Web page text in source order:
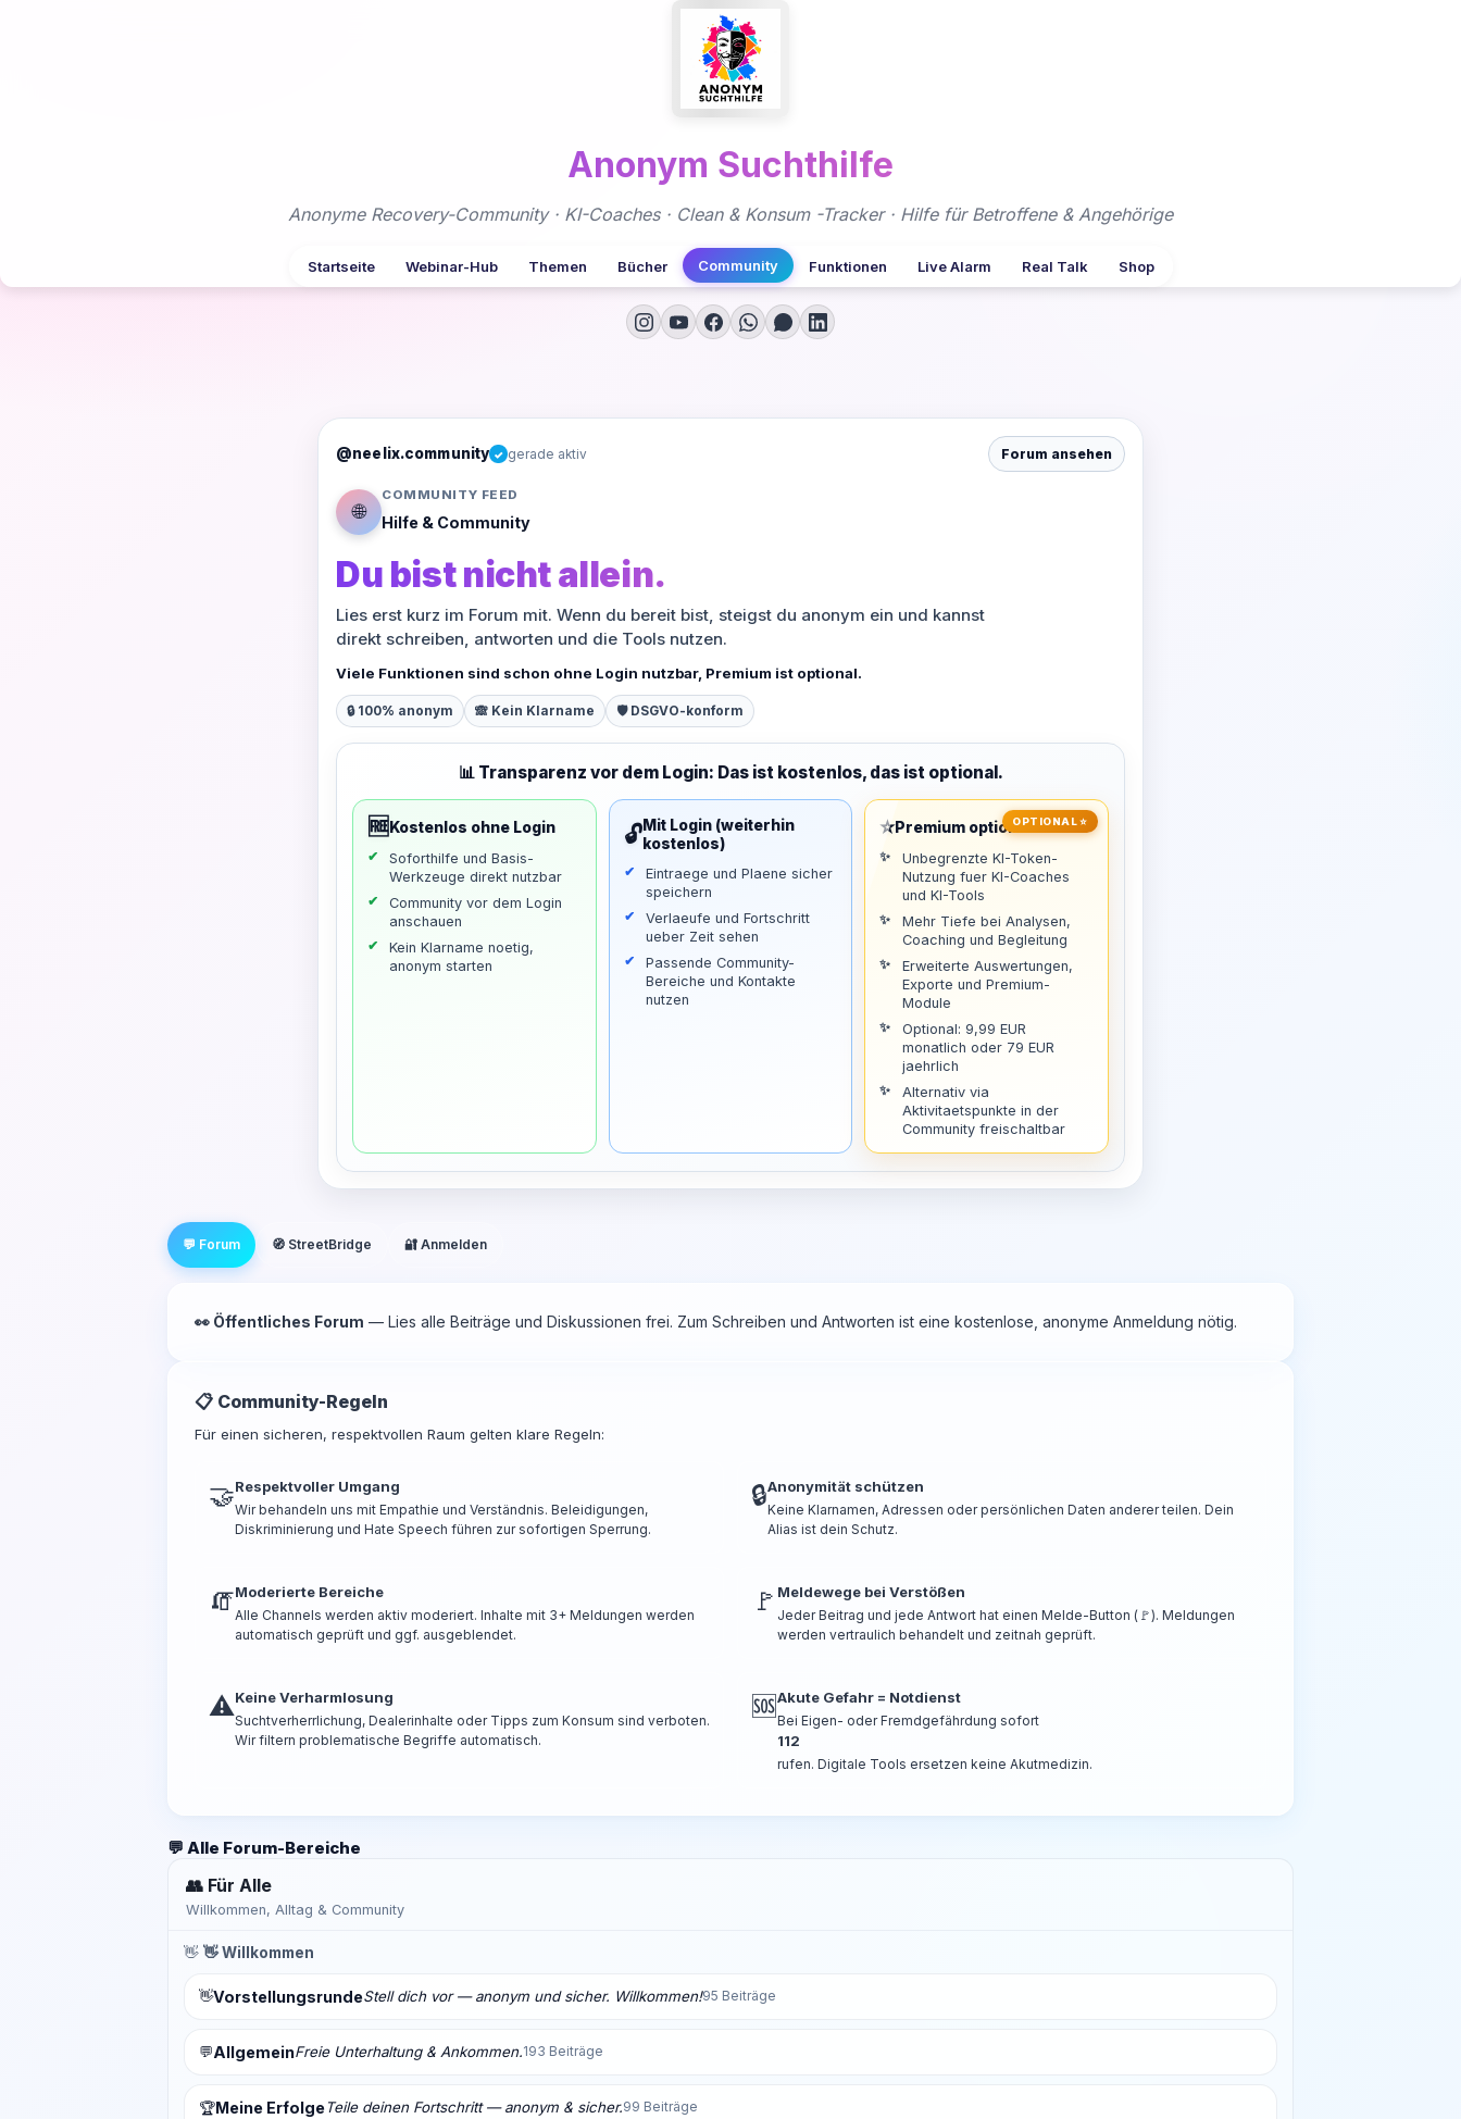
Anonym Suchthilfe
Anonyme Recovery-Community · KI-Coaches · Clean & Konsum -Tracker · Hilfe für Betroffene & Angehörige
Startseite Webinar-Hub Themen Bücher Community Funktionen Live Alarm Real Talk Shop
@neelix.community ✓ gerade aktiv Forum ansehen
🌐
COMMUNITY FEED
Hilfe & Community
Du bist nicht allein.
Lies erst kurz im Forum mit. Wenn du bereit bist, steigst du anonym ein und kannst
direkt schreiben, antworten und die Tools nutzen.
Viele Funktionen sind schon ohne Login nutzbar, Premium ist optional.
🔒 100% anonym 🙈 Kein Klarname 🛡️ DSGVO-konform
📊 Transparenz vor dem Login: Das ist kostenlos, das ist optional.
🆓 Kostenlos ohne Login
Soforthilfe und Basis-
Werkzeuge direkt nutzbar
Community vor dem Login
anschauen
Kein Klarname noetig,
anonym starten
🔓Mit Login (weiterhin
kostenlos)
Eintraege und Plaene sicher
speichern
Verlaeufe und Fortschritt
ueber Zeit sehen
Passende Community-
Bereiche und Kontakte
nutzen
OPTIONAL ⭐
⭐Premium optional
Unbegrenzte KI-Token-
Nutzung fuer KI-Coaches
und KI-Tools
Mehr Tiefe bei Analysen,
Coaching und Begleitung
Erweiterte Auswertungen,
Exporte und Premium-
Module
Optional: 9,99 EUR
monatlich oder 79 EUR
jaehrlich
Alternativ via
Aktivitaetspunkte in der
Community freischaltbar
💬 Forum 🧭 StreetBridge 🔐 Anmelden
👀 Öffentliches Forum — Lies alle Beiträge und Diskussionen frei. Zum Schreiben und Antworten ist eine kostenlose, anonyme Anmeldung nötig.
📋 Community-Regeln
Für einen sicheren, respektvollen Raum gelten klare Regeln:
🤝Respektvoller Umgang
Wir behandeln uns mit Empathie und Verständnis. Beleidigungen,
Diskriminierung und Hate Speech führen zur sofortigen Sperrung.
🔒Anonymität schützen
Keine Klarnamen, Adressen oder persönlichen Daten anderer teilen. Dein
Alias ist dein Schutz.
🧯Moderierte Bereiche
Alle Channels werden aktiv moderiert. Inhalte mit 3+ Meldungen werden
automatisch geprüft und ggf. ausgeblendet.
🚩 Meldewege bei Verstößen
Jeder Beitrag und jede Antwort hat einen Melde-Button (🚩). Meldungen
werden vertraulich behandelt und zeitnah geprüft.
⚠️Keine Verharmlosung
Suchtverherrlichung, Dealerinhalte oder Tipps zum Konsum sind verboten.
Wir filtern problematische Begriffe automatisch.
🆘Akute Gefahr = Notdienst
Bei Eigen- oder Fremdgefährdung sofort
112
rufen. Digitale Tools ersetzen keine Akutmedizin.
💬 Alle Forum-Bereiche
👥 Für Alle
Willkommen, Alltag & Community
👋 👋 Willkommen
👋VorstellungsrundeStell dich vor — anonym und sicher. Willkommen!95 Beiträge
💬AllgemeinFreie Unterhaltung & Ankommen.193 Beiträge
🏆Meine ErfolgeTeile deinen Fortschritt — anonym & sicher.99 Beiträge